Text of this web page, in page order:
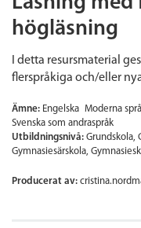
högläsning
I detta resursmaterial
flerspråkiga och/eller
Ämne: Engelska Moderna
Svenska som andraspråk
Utbildningsnivå: Grundskola
Gymnasiesärskola
Producerat av: